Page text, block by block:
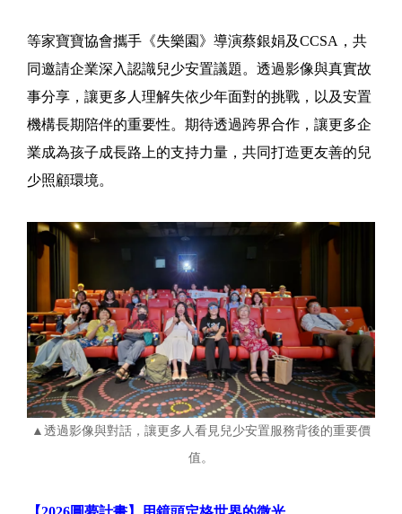
等家寶寶協會攜手《失樂園》導演蔡銀娟及CCSA，共
同邀請企業深入認識兒少安置議題。透過影像與真實故
事分享，讓更多人理解失依少年面對的挑戰，以及安置
機構長期陪伴的重要性。期待透過跨界合作，讓更多企
業成為孩子成長路上的支持力量，共同打造更友善的兒
少照顧環境。
▲透過影像與對話，讓更多人看見兒少安置服務背後的重要價
值。